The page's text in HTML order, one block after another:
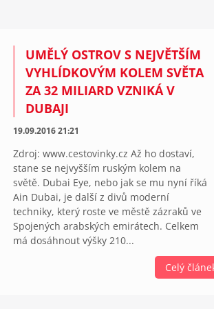
UMĚLÝ OSTROV S NEJVĚTŠÍM
VYHLÍDKOVÝM KOLEM SVĚTA
ZA 32 MILIARD VZNIKÁ V
DUBAJI
19.09.2016 21:21
Zdroj: www.cestovinky.cz Až ho dostaví,
stane se nejvyšším ruským kolem na
světě. Dubai Eye, nebo jak se mu nyní říká
Ain Dubai, je další z divů moderní
techniky, který roste ve městě zázraků ve
Spojených arabských emirátech. Celkem
má dosáhnout výšky 210...
Celý